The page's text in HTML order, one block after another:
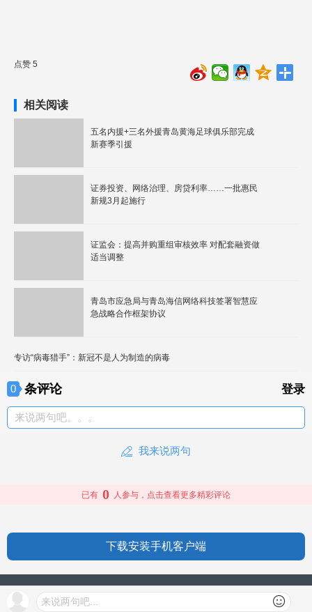
点赞 5
相关阅读
五名内援+三名外援青岛黄海足球俱乐部完成
新赛季引援
证券投资、网络治理、房贷利率……一批惠民
新规3月起施行
证监会：提高并购重组审核效率 对配套融资做
适当调整
青岛市应急局与青岛海信网络科技签署智慧应
急战略合作框架协议
专访“病毒猎手”：新冠不是人为制造的病毒
0 条评论 登录
来说两句吧。。。
我来说两句
来说两句吧...
已有 0 人参与，点击查看更多精彩评论
下载安装手机客户端
授权信息